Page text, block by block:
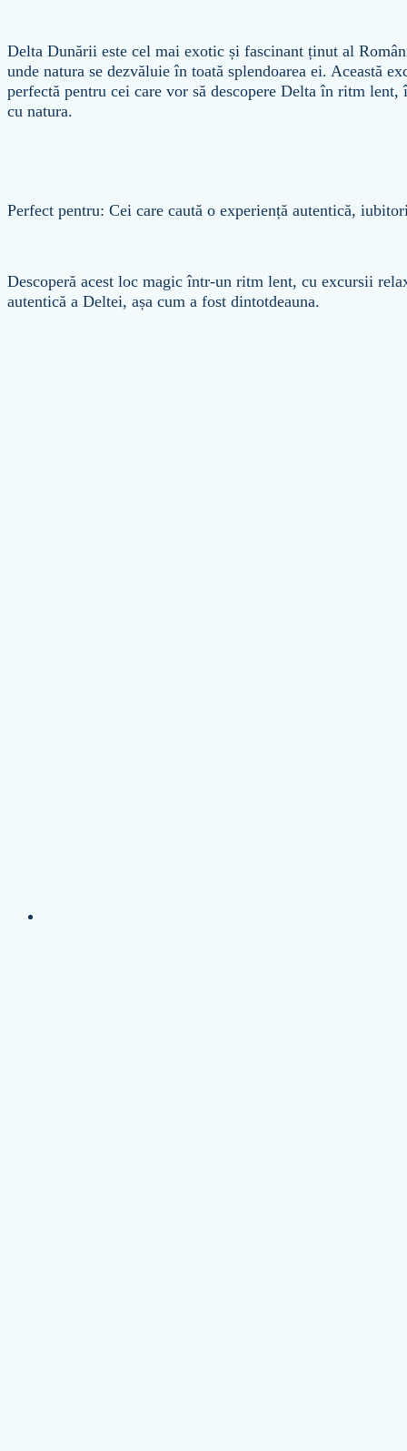
Delta Dunării este cel mai exotic și fascinant ținut al
unde natura se dezvăluie în toată splendoarea ei. Această
perfectă pentru cei care vor să descopere Delta în ritm lent,
cu natura.
Perfect pentru: Cei care caută o experiență autentică,
Descoperă acest loc magic într-un ritm lent, cu excursii
autentică a Deltei, așa cum a fost dintotdeauna.